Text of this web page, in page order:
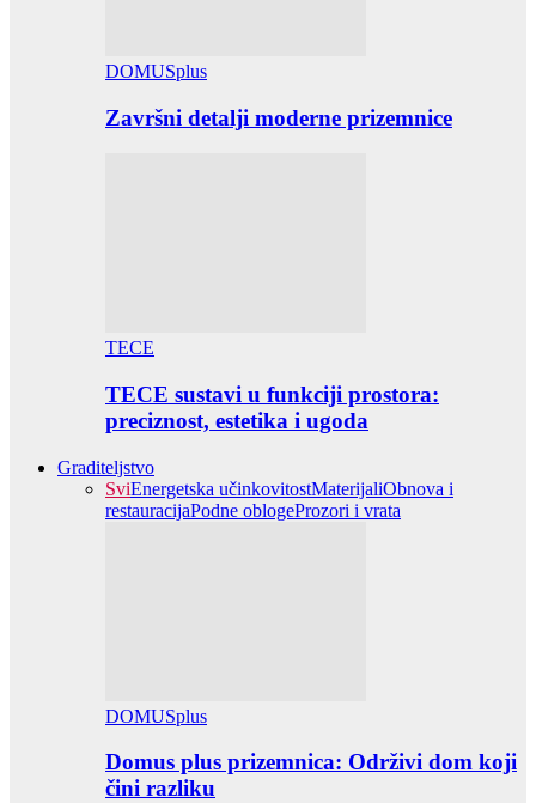
DOMUSplus
Završni detalji moderne prizemnice
TECE
TECE sustavi u funkciji prostora:
preciznost, estetika i ugoda
Graditeljstvo
SviEnergetska učinkovitostMaterijaliObnova i
restauracijaPodne oblogeProzori i vrata
DOMUSplus
Domus plus prizemnica: Održivi dom koji
čini razliku